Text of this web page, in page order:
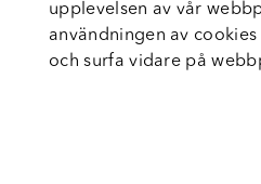
upplevelsen av vår
användningen av
och surfa vidare på